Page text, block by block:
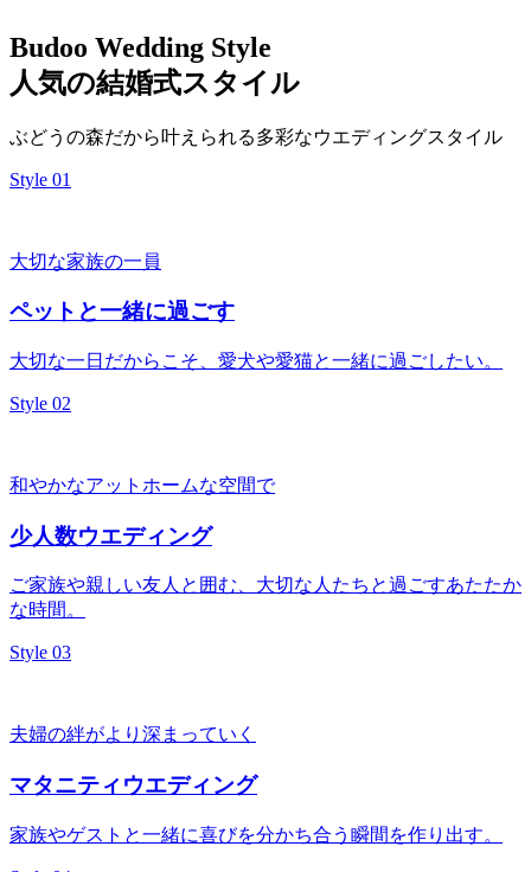
Budoo Wedding Style
人気の結婚式スタイル
ぶどうの森だから叶えられる多彩なウエディングスタイル
Style 01
大切な家族の一員
ペットと一緒に過ごす
大切な一日だからこそ、愛犬や愛猫と一緒に過ごしたい。
Style 02
和やかなアットホームな空間で
少人数ウエディング
ご家族や親しい友人と囲む、大切な人たちと過ごすあたたか
な時間。
Style 03
夫婦の絆がより深まっていく
マタニティウエディング
家族やゲストと一緒に喜びを分かち合う瞬間を作り出す。